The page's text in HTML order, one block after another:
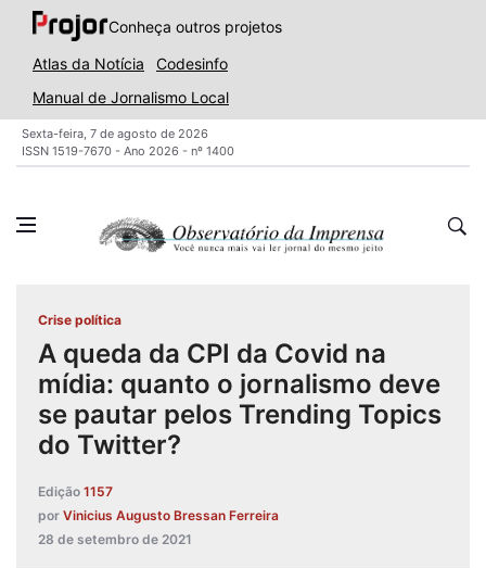
Conheça outros projetos
Atlas da Notícia
Codesinfo
Manual de Jornalismo Local
Sexta-feira, 7 de agosto de 2026
ISSN 1519-7670 - Ano 2026 - nº 1400
Crise política
A queda da CPI da Covid na
mídia: quanto o jornalismo deve
se pautar pelos Trending Topics
do Twitter?
Edição 1157
por Vinicius Augusto Bressan Ferreira
28 de setembro de 2021